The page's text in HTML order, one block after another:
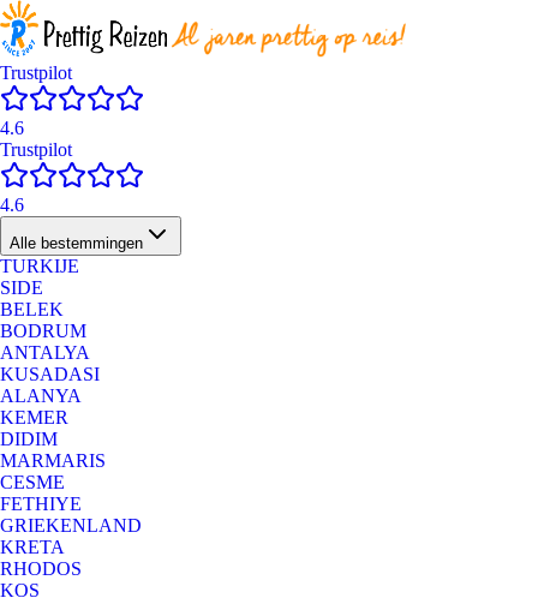
Trustpilot
4.6
Trustpilot
4.6
Alle bestemmingen
TURKIJE
SIDE
BELEK
BODRUM
ANTALYA
KUSADASI
ALANYA
KEMER
DIDIM
MARMARIS
CESME
FETHIYE
GRIEKENLAND
KRETA
RHODOS
KOS